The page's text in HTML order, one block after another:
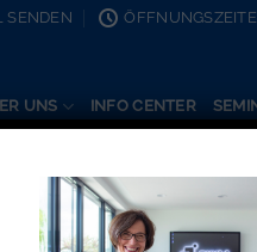
SENDEN
UNS INFO CENTER